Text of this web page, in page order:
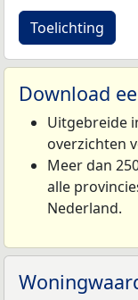
Toelichting
Download
Uitgebreide
overzichten
Meer dan
alle
Nederland.